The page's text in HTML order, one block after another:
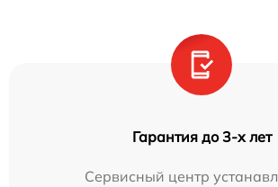
Гарантия до 3-х лет
Сервисный центр